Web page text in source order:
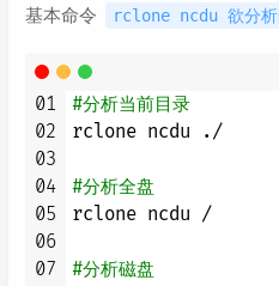
基本命令
rclone ncdu 欲分析
01
02
03
04
05
06
07
#分析当前目录
rclone ncdu ./
#分析全盘
rclone ncdu /
#分析磁盘